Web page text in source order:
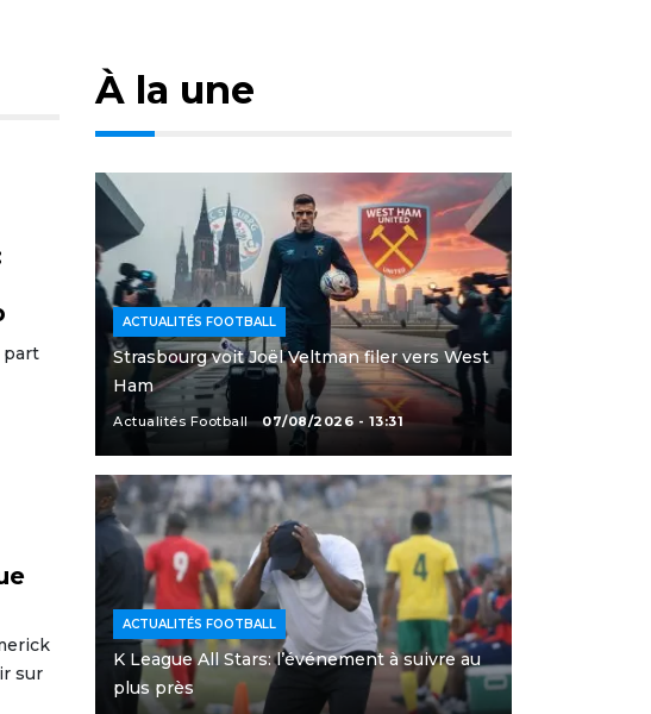
part
sur
À la une
ACTUALITÉS FOOTBALL
Strasbourg voit Joël Veltman filer vers West
Ham
Actualités Football 07/08/2026 - 13:31
ACTUALITÉS FOOTBALL
K League All Stars: l’événement à suivre au
plus près